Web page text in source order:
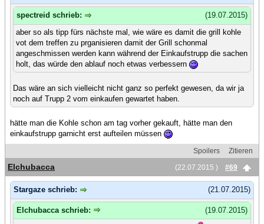
(19.07.2015)
spectreid schrieb:
aber so als tipp fürs nächste mal, wie wäre es damit die grill kohle
vot dem treffen zu prganisieren damit der Grill schonmal
angeschmissen werden kann während der Einkaufstrupp die sachen
holt, das würde den ablauf noch etwas verbessern
Das wäre an sich vielleicht nicht ganz so perfekt gewesen, da wir ja
noch auf Trupp 2 vom einkaufen gewartet haben.
hätte man die Kohle schon am tag vorher gekauft, hätte man den
einkaufstrupp garnicht erst aufteilen müssen
Spoilers
Zitieren
(22.07.2015 )
#69
Elchubacca
(21.07.2015)
Stargaze schrieb:
(19.07.2015)
Elchubacca schrieb: